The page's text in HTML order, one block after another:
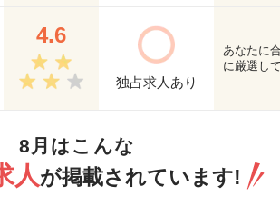
4.6
独占求人あり
あなたに
に厳選し
8月はこんな
人が掲載されています!